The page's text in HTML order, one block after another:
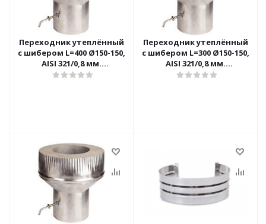
Переходник утеплённый
с шибером L=400 Ø150-150,
AISI 321/0,8 мм.
(Вермилоджик)
Переходник утеплённый
с шибером L=300 Ø150-150,
AISI 321/0,8 мм.
(Вермилоджик)